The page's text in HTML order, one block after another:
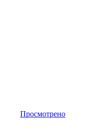
Просмотрено